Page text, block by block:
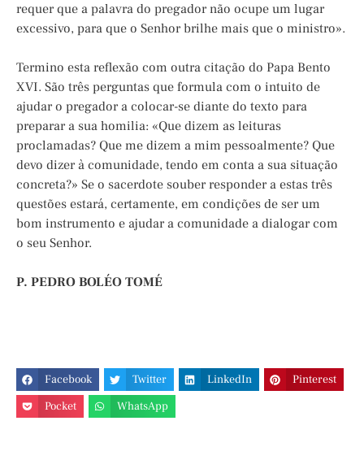
requer que a palavra do pregador não ocupe um lugar
excessivo, para que o Senhor brilhe mais que o ministro».
Termino esta reflexão com outra citação do Papa Bento
XVI. São três perguntas que formula com o intuito de
ajudar o pregador a colocar-se diante do texto para
preparar a sua homilia: «Que dizem as leituras
proclamadas? Que me dizem a mim pessoalmente? Que
devo dizer à comunidade, tendo em conta a sua situação
concreta?» Se o sacerdote souber responder a estas três
questões estará, certamente, em condições de ser um
bom instrumento e ajudar a comunidade a dialogar com
o seu Senhor.
P. PEDRO BOLÉO TOMÉ
Facebook Twitter LinkedIn
Pinterest
Pocket
WhatsApp